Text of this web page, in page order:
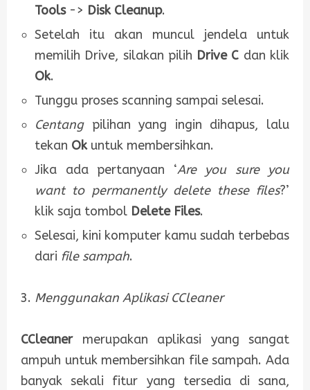
Tools-> Disk Cleanup.
Setelah itu akan muncul jendela untuk
memilih Drive, silakan pilih Drive C dan klik
Ok.
Tunggu proses scanning sampai selesai.
Centangpilihan yang ingin dihapus, lalu
tekan Okuntuk membersihkan.
Jika ada pertanyaan ‘Are you sure you
want to permanently delete these files?’
klik saja tombol Delete Files.
Selesai, kini komputer kamu sudah terbebas
dari file sampah.
Menggunakan Aplikasi CCleaner
CCleanermerupakan aplikasi yang sangat
ampuh untuk membersihkan file sampah. Ada
banyak sekali fitur yang tersedia di sana,